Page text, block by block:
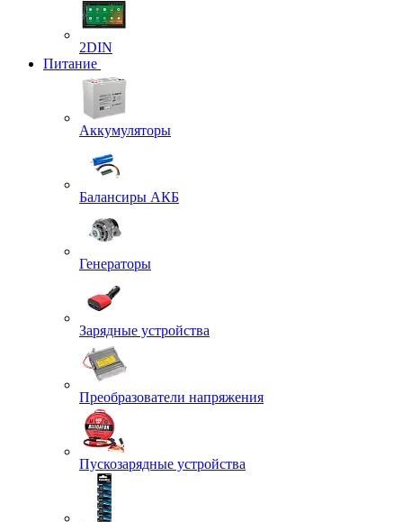
2DIN
Питание
Аккумуляторы
Балансиры АКБ
Генераторы
Зарядные устройства
Преобразователи напряжения
Пускозарядные устройства